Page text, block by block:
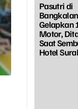
Pasutri di
Bangkalan
Gelapkan
Motor,
Saat
Hotel